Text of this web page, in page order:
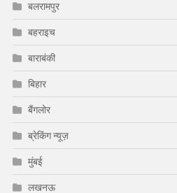
बलरामपुर
बहराइच
बाराबंकी
बिहार
बैंगलोर
ब्रेकिंग न्यूज़
मुंबई
लखनऊ